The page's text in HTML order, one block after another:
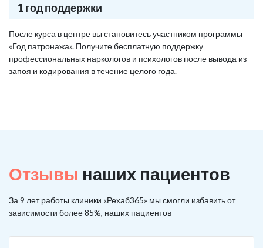
1 год поддержки
После курса в центре вы становитесь участником программы
«Год патронажа». Получите бесплатную поддержку
профессиональных наркологов и психологов после вывода из
запоя и кодирования в течение целого года.
Отзывы наших пациентов
За 9 лет работы клиники «Рехаб365» мы смогли избавить от
зависимости более 85%, наших пациентов